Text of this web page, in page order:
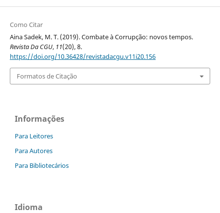
Como Citar
Aina Sadek, M. T. (2019). Combate à Corrupção: novos tempos.
Revista Da CGU, 11(20), 8.
https://doi.org/10.36428/revistadacgu.v11i20.156
Formatos de Citação
Informações
Para Leitores
Para Autores
Para Bibliotecários
Idioma